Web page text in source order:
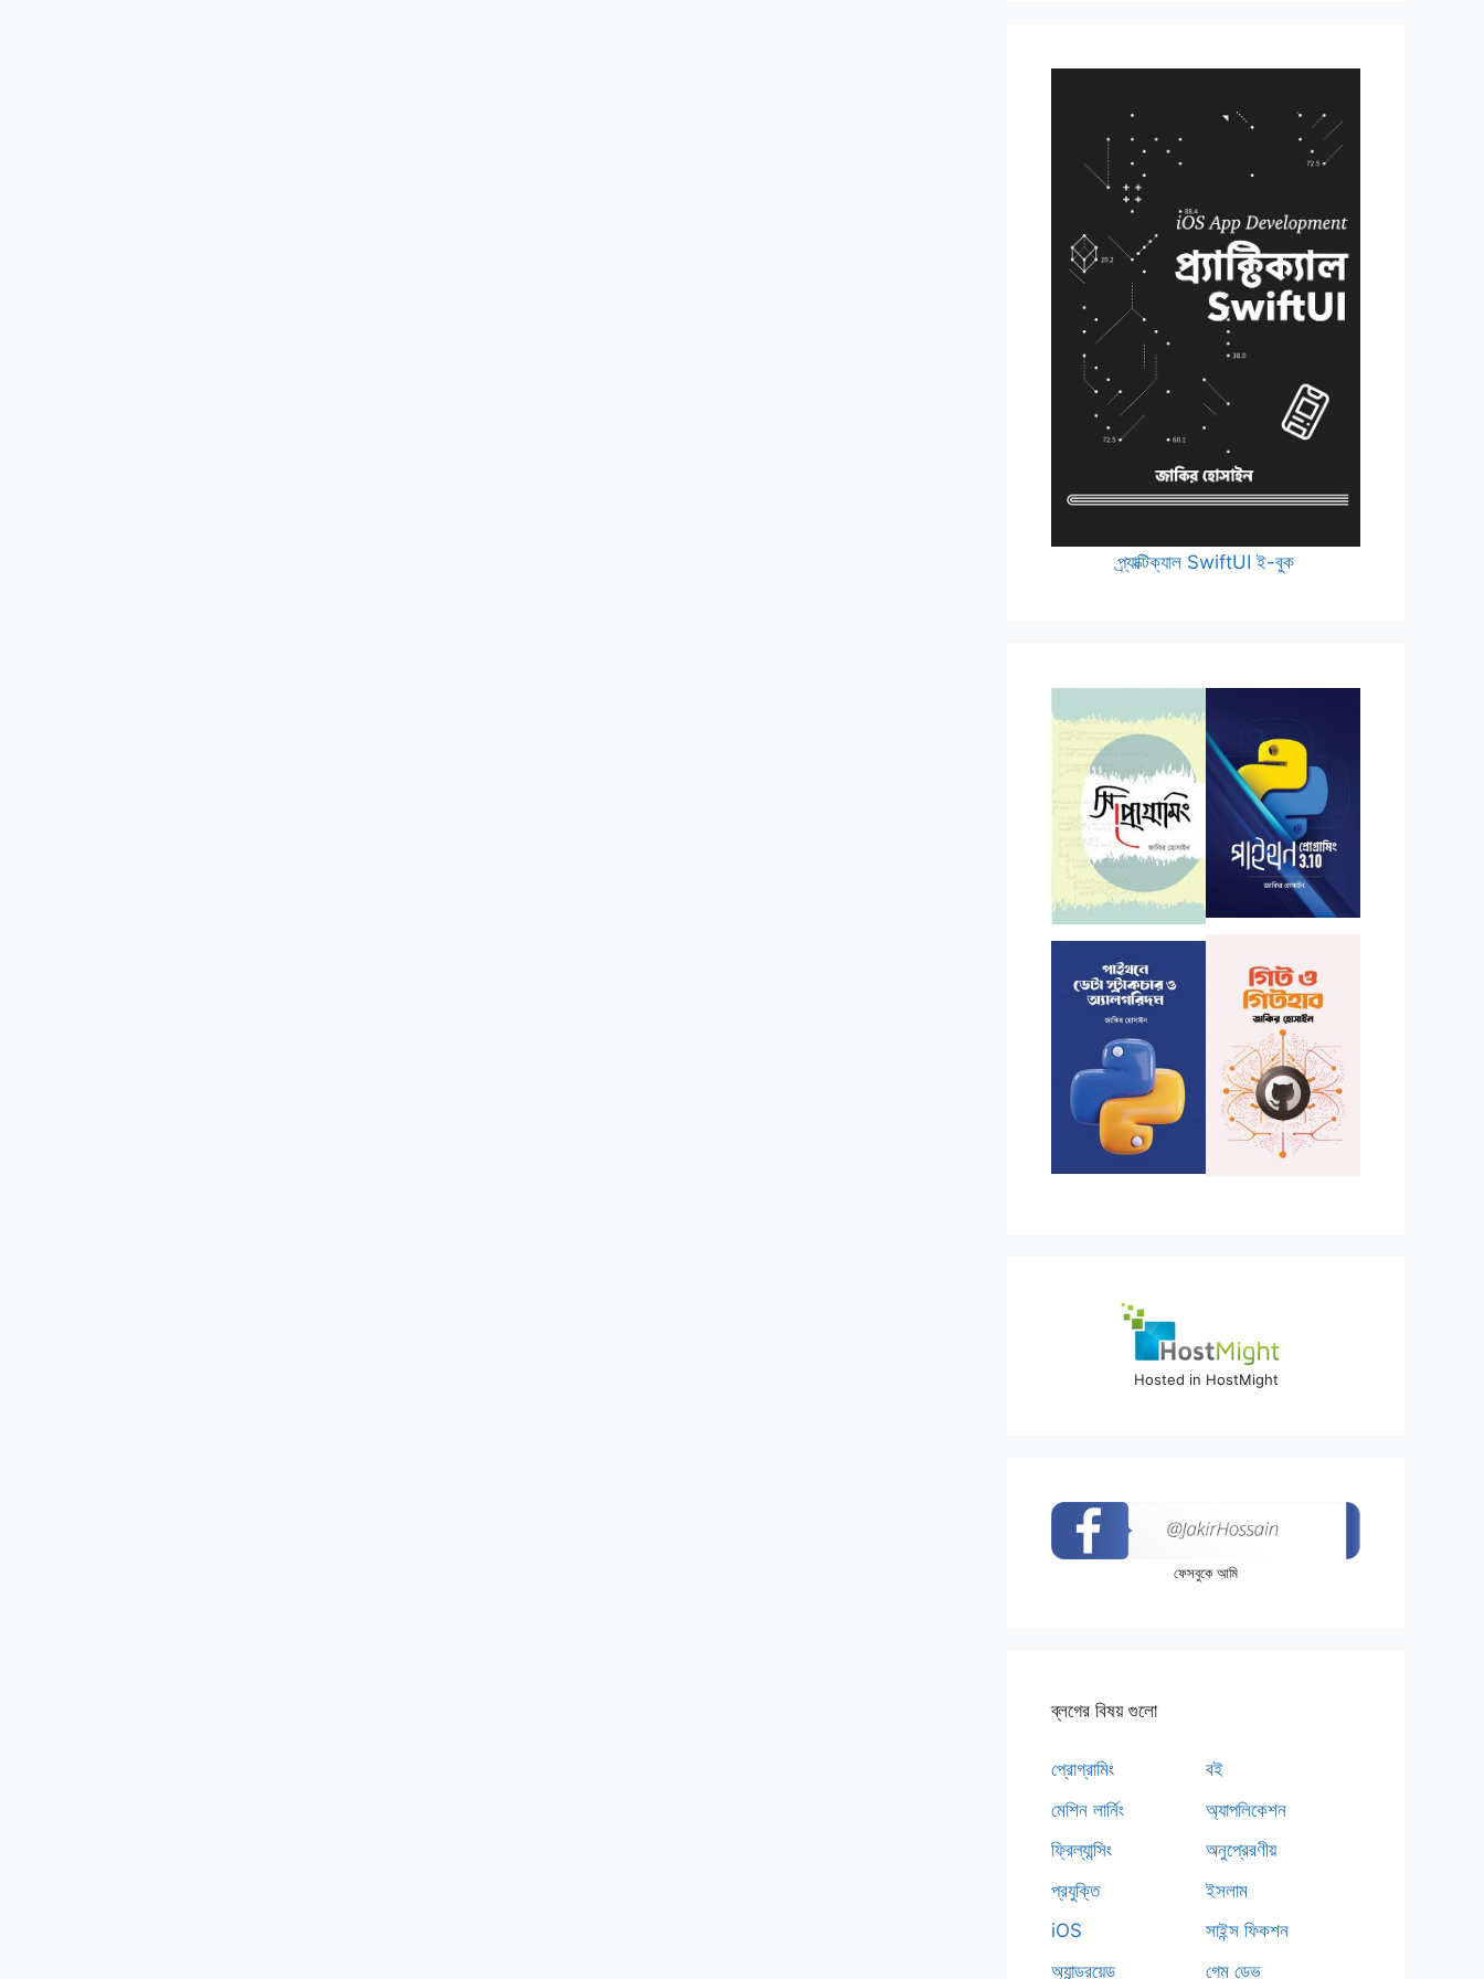
প্র্যাক্টিক্যাল SwiftUI ই-বুক
Hosted in HostMight
ফেসবুকে আমি
ব্লগের বিষয় গুলো
প্রোগ্রামিং
মেশিন লার্নিং
ফ্রিল্যান্সিং
প্রযুক্তি
iOS
অ্যান্ড্রয়েড
বই
অ্যাপলিকেশন
অনুপ্রেরণীয়
ইসলাম
সাইন্স ফিকশন
গেম ডেভ